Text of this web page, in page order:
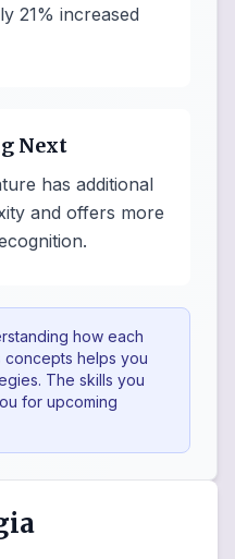
21% increased
Next
has additional
and offers more
how each
helps you
The skills you
for upcoming